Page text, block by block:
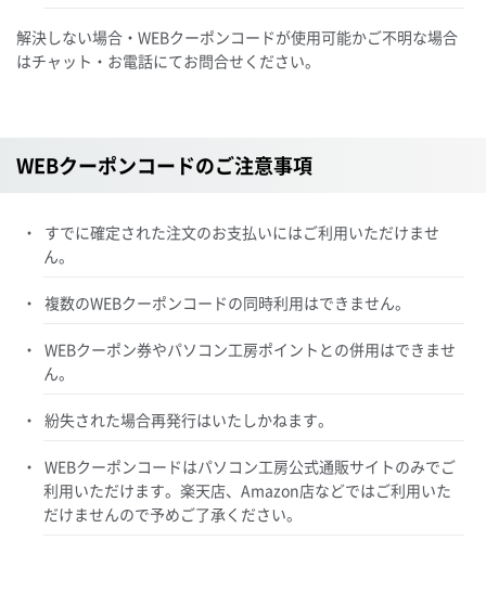
解決しない場合・WEBクーポンコードが使用可能かご不明な場合
はチャット・お電話にてお問合せください。
WEBクーポンコードのご注意事項
すでに確定された注文のお支払いにはご利用いただけませ
ん。
複数のWEBクーポンコードの同時利用はできません。
WEBクーポン券やパソコン工房ポイントとの併用はできませ
ん。
紛失された場合再発行はいたしかねます。
WEBクーポンコードはパソコン工房公式通販サイトのみでご
利用いただけます。楽天店、Amazon店などではご利用いた
だけませんので予めご了承ください。